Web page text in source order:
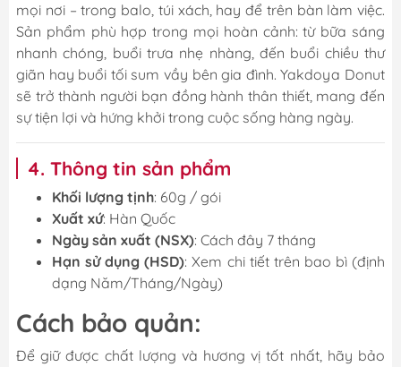
mọi nơi – trong balo, túi xách, hay để trên bàn làm việc.
Sản phẩm phù hợp trong mọi hoàn cảnh: từ bữa sáng
nhanh chóng, buổi trưa nhẹ nhàng, đến buổi chiều thư
giãn hay buổi tối sum vầy bên gia đình. Yakdoya Donut
sẽ trở thành người bạn đồng hành thân thiết, mang đến
sự tiện lợi và hứng khởi trong cuộc sống hàng ngày.
4. Thông tin sản phẩm
Khối lượng tịnh: 60g / gói
Xuất xứ: Hàn Quốc
Ngày sản xuất (NSX): Cách đây 7 tháng
Hạn sử dụng (HSD): Xem chi tiết trên bao bì (định
dạng Năm/Tháng/Ngày)
Cách bảo quản:
Để giữ được chất lượng và hương vị tốt nhất, hãy bảo